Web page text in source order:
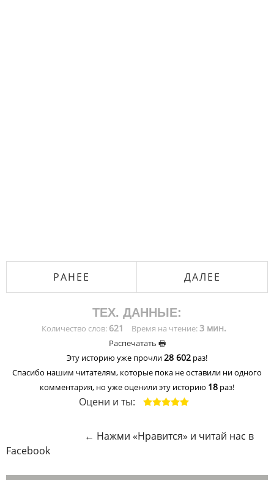
РАНЕЕ ДАЛЕЕ
ТЕХ. ДАННЫЕ:
Количество слов: 621 Время на чтение:3 мин.
Распечатать 🖶
Эту историю уже прочли28 602 раз!
Спасибо нашим читателям, которые пока не оставили ни одного
комментария, но уже оценили эту историю 18 раз!
Оцени и ты:
← Нажми «Нравится» и читай нас в
Facebook